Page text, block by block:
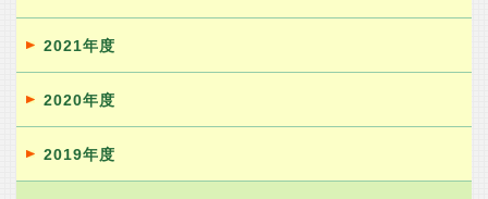
2021年度
2020年度
2019年度